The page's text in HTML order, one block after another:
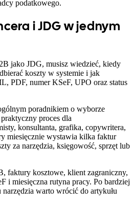
podatkowego.
i JDG w jednym
jako JDG, musisz wiedzieć, kiedy
koszty w systemie i jak
PDF, numer KSeF, UPO oraz status
poradnikiem o wyborze
proces dla
konsultanta, grafika, copywritera,
miesięcznie wystawia kilka faktur
za narzędzia, księgowość, sprzęt lub
faktury kosztowe, klient zagraniczny,
i miesięczna rutyna pracy. Po bardziej
warto wrócić do artykułu